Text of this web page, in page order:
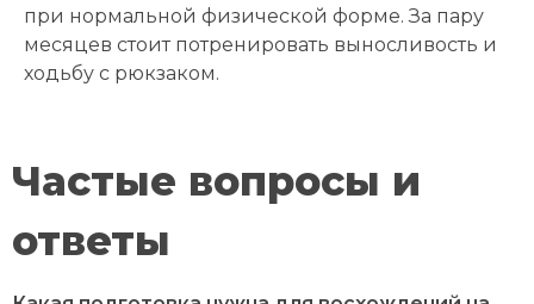
при нормальной физической форме. За пару
месяцев стоит потренировать выносливость и
ходьбу с рюкзаком.
Частые вопросы и
ответы